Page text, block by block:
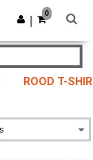
Download app
0
ROOD T-